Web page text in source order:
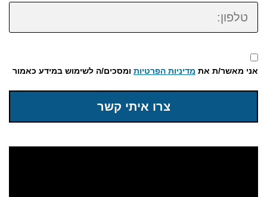
טלפון:
אני מאשר/ת את מדיניות הפרטיות ומסכים/ה לשימוש במידע כאמור
צרו איתי קשר